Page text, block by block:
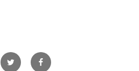
Twitter Facebook